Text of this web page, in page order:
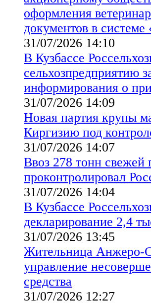
оформления
документов в
31/07/2026 14:10
В Кузбассе
сельхозпредприятию
информирования о
31/07/2026 14:09
Новая партия крупы
Киргизию под
31/07/2026 14:07
Ввоз 278 тонн
проконтролировал
31/07/2026 14:04
В Кузбассе
декларирование 2,4
31/07/2026 13:45
Жительница Анжеро-
управление
средства
31/07/2026 12:27